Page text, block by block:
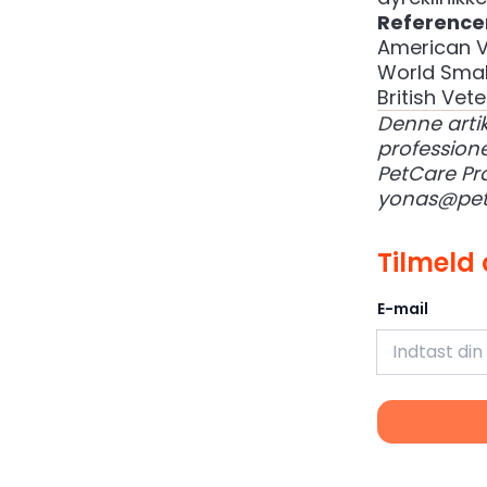
American
World
British
Denne
PetCare
Tilmeld
E-mail